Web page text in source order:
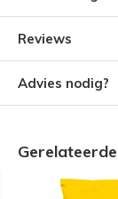
Reviews
Advies nodig?